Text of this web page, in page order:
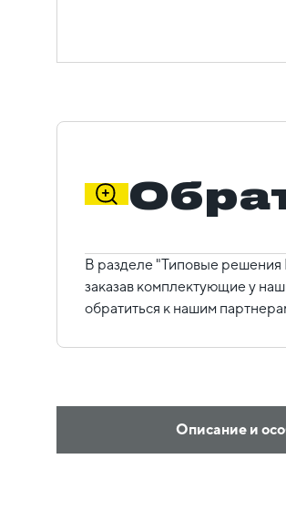
В разделе "Типовые
заказав комплектующие у
обратиться к нашим
Описание и